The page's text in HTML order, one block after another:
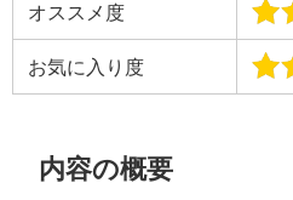
オススメ度
お気に入り度
内容の概要